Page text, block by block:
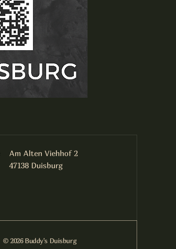
Am Alten Viehhof 2
47138 Duisburg
© 2026 Buddy's Duisburg